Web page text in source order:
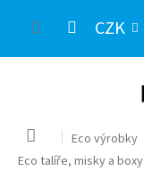
CZK
Domů Eco výrobky
Eco talíře, misky a boxy